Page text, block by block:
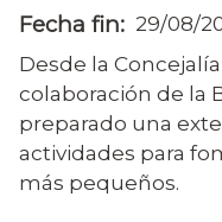
Fecha fin
29/08/
Desde la
colaboración de la
preparado una
actividades para
más pequeños.